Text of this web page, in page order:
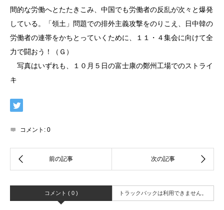
間的な労働へとたたきこみ、中国でも労働者の反乱が次々と爆発
している。「領土」問題での排外主義攻撃をのりこえ、日中韓の
労働者の連帯をかちとっていくために、１１・４集会に向けて全
力で闘おう！（Ｇ）
写真はいずれも、１０月５日の富士康の鄭州工場でのストライ
キ
コメント: 0
コメント ( 0 ) トラックバックは利用できません。